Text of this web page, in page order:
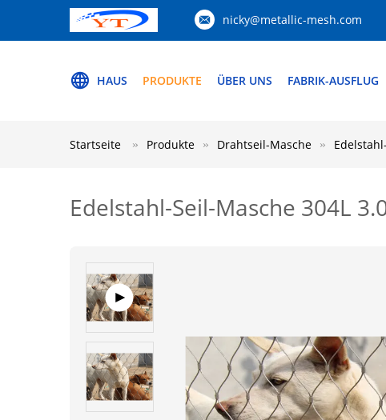
nicky@metallic-mesh.com
HAUS PRODUKTE ÜBER UNS FABRIK-AUSFLUG
Startseite Produkte Drahtseil-Masche
Edelstahl-Seil-Masche 304L